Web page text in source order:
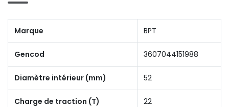
Marque BPT
Gencod 3607044151988
Diamètre intérieur (mm) 52
Charge de traction (T) 22